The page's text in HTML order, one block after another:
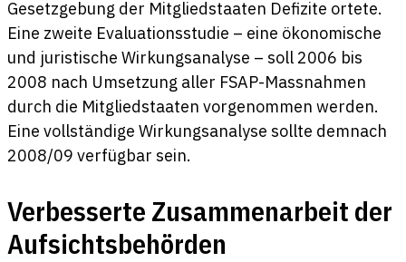
Gesetzgebung der Mitgliedstaaten Defizite ortete.
Eine zweite Evaluationsstudie – eine ökonomische
und juristische Wirkungsanalyse – soll 2006 bis
2008 nach Umsetzung aller FSAP-Massnahmen
durch die Mitgliedstaaten vorgenommen werden.
Eine vollständige Wirkungsanalyse sollte demnach
2008/09 verfügbar sein.
Verbesserte Zusammenarbeit der
Aufsichtsbehörden